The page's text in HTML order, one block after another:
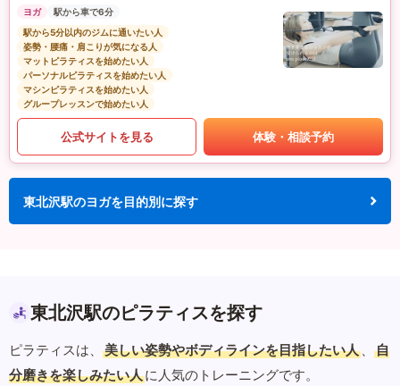
ヨガ
駅から車で6分
駅から5分以内のジムに通いたい人
姿勢・腰痛・肩こりが気になる人
マットピラティスを始めたい人
パーソナルピラティスを始めたい人
マシンピラティスを始めたい人
グループレッスンで始めたい人
公式サイトを見る 体験・相談予約
東北沢駅のヨガを目的別に探す
東北沢駅のピラティスを探す
ピラティスは、 美しい姿勢やボディラインを目指したい人 、
自
分磨きを楽しみたい人に人気のトレーニングです。